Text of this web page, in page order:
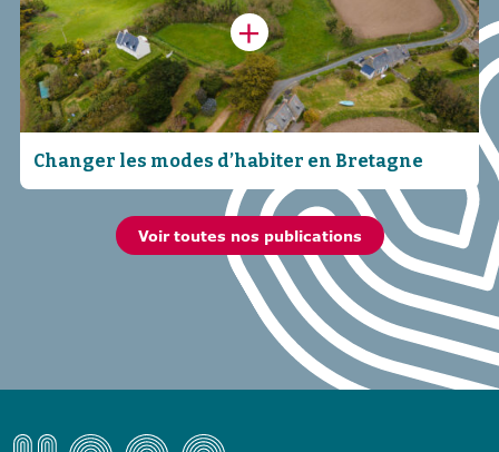
Changer les modes d’habiter en Bretagne
Voir toutes nos publications